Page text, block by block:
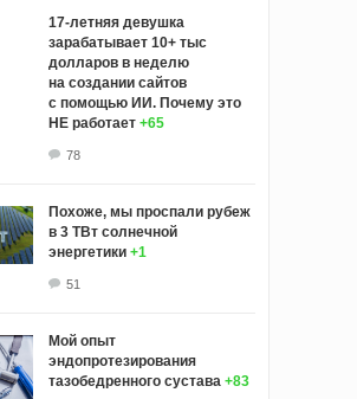
17-летняя девушка
зарабатывает 10+ тыс
долларов в неделю
на создании сайтов
с помощью ИИ. Почему это
НЕ работает +65
78
Похоже, мы проспали рубеж
в 3 ТВт солнечной
энергетики +1
51
Мой опыт
эндопротезирования
тазобедренного сустава +83